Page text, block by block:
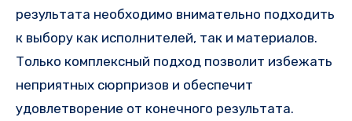
результата необходимо внимательно подходить
к выбору как исполнителей, так и материалов.
Только комплексный подход позволит избежать
неприятных сюрпризов и обеспечит
удовлетворение от конечного результата.